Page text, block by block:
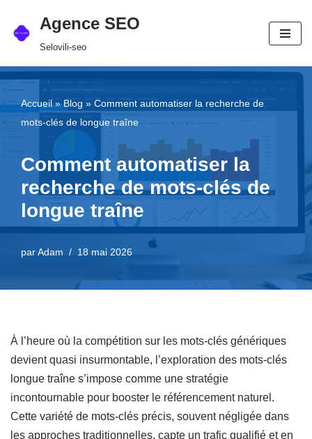
Aller
Agence SEO
Selovili-seo
Accueil»Blog » Comment automatiser la recherche de
mots-clés de longue traîne
Comment automatiser la
recherche de mots-clés de
longue traîne
parAdam 18 mai 2026
À l’heure où la compétition sur les mots-clés génériques
devient quasi insurmontable, l’exploration des mots-clés
longue traîne s’impose comme une stratégie
incontournable pour booster le référencement naturel.
Cette variété de mots-clés précis, souvent négligée dans
les approches traditionnelles, capte un trafic qualifié et en